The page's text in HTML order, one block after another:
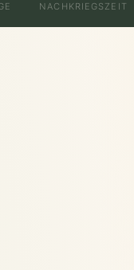
NACHKRIEGSZEIT